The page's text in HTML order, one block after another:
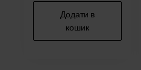
Додати в
кошик